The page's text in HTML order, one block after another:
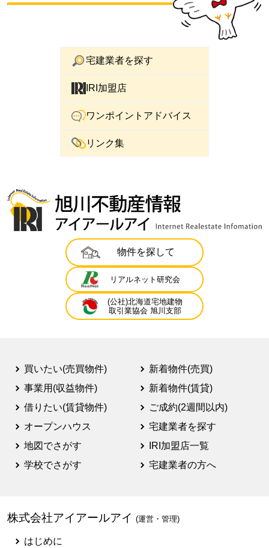
宅建業者を探す
IRI加盟店
ワンポイントアドバイス
リンク集
物件を探して
リアルネット研究会
(公社)北海道宅地建物
取引業協会 旭川支部
買いたい(売買物件)
事業用(収益物件)
借りたい(賃貸物件)
オープンハウス
地図でさがす
学校でさがす
新着物件(売買)
新着物件(賃貸)
ご成約(2週間以内)
宅建業者を探す
IRI加盟店一覧
宅建業者の方へ
株式会社アイアールアイ (運営・管理)
はじめに